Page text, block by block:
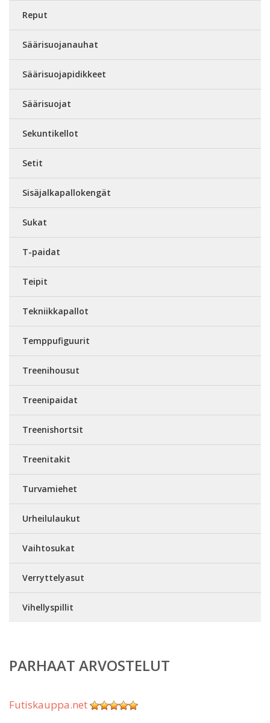
Reput
Säärisuojanauhat
Säärisuojapidikkeet
Säärisuojat
Sekuntikellot
Setit
Sisäjalkapallokengät
Sukat
T-paidat
Teipit
Tekniikkapallot
Temppufiguurit
Treenihousut
Treenipaidat
Treenishortsit
Treenitakit
Turvamiehet
Urheilulaukut
Vaihtosukat
Verryttelyasut
Vihellyspillit
PARHAAT ARVOSTELUT
Futiskauppa.net